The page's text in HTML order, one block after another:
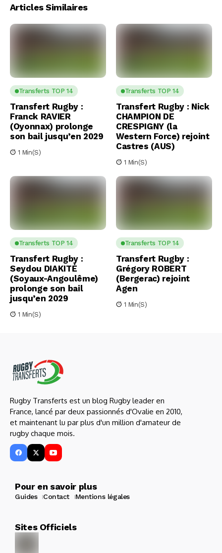
Articles Similaires
Transferts TOP 14
Transfert Rugby :
Franck RAVIER
(Oyonnax) prolonge
son bail jusqu’en 2029
1 Min(s)
Transferts TOP 14
Transfert Rugby : Nick
CHAMPION DE
CRESPIGNY (la
Western Force) rejoint
Castres (AUS)
1 Min(s)
Transferts TOP 14
Transfert Rugby :
Seydou DIAKITÉ
(Soyaux-Angoulême)
prolonge son bail
jusqu’en 2029
1 Min(s)
Transferts TOP 14
Transfert Rugby :
Grégory ROBERT
(Bergerac) rejoint
Agen
1 Min(s)
Rugby Transferts est un blog Rugby leader en
France, lancé par deux passionnés d'Ovalie en 2010,
et maintenant lu par plus d'un million d'amateur de
rugby chaque mois.
Pour en savoir plus
Guides Contact Mentions légales
Sites Officiels